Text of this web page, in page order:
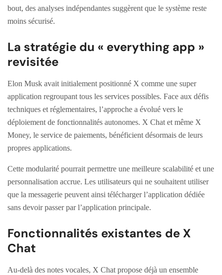
bout, des analyses indépendantes suggèrent que le système reste
moins sécurisé.
La stratégie du « everything app »
revisitée
Elon Musk avait initialement positionné X comme une super
application regroupant tous les services possibles. Face aux défis
techniques et réglementaires, l’approche a évolué vers le
déploiement de fonctionnalités autonomes. X Chat et même X
Money, le service de paiements, bénéficient désormais de leurs
propres applications.
Cette modularité pourrait permettre une meilleure scalabilité et une
personnalisation accrue. Les utilisateurs qui ne souhaitent utiliser
que la messagerie peuvent ainsi télécharger l’application dédiée
sans devoir passer par l’application principale.
Fonctionnalités existantes de X
Chat
Au-delà des notes vocales, X Chat propose déjà un ensemble